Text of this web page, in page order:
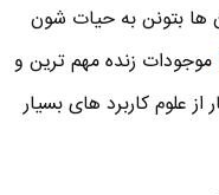
ها بتونن به حیات شون
موجودات زنده مهم ترین و
علوم کاربرد های بسیار